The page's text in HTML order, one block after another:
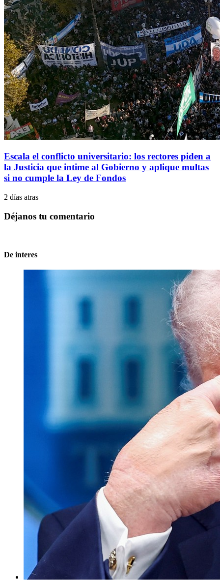
Escala el conflicto universitario: los rectores piden a
la Justicia que intime al Gobierno y aplique multas
si no cumple la Ley de Fondos
2 días atras
Déjanos tu comentario
De interes